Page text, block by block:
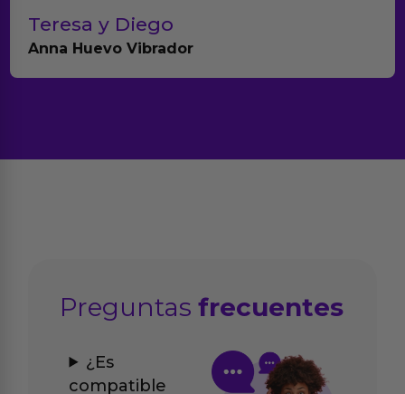
Teresa y Diego
Anna Huevo Vibrador
Preguntasfrecuentes
¿Es
compatible